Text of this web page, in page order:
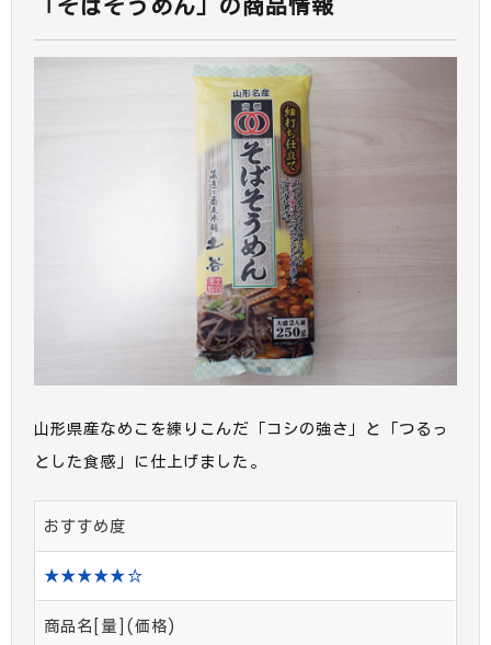
「そばそうめん」の商品情報
山形県産なめこを練りこんだ「コシの強さ」と「つるっ
とした食感」に仕上げました。
おすすめ度
★★★★★☆
商品名[量](価格)